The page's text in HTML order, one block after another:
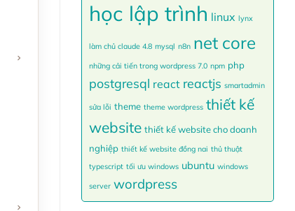
học lập trình linux lynx
làm chủ claude 4.8 mysql n8n net core
những cải tiến trong wordpress 7.0 npm php
postgresql react reactjs smartadmin
sửa lỗi theme theme wordpress thiết kế
website thiết kế website cho doanh
nghiệp thiết kế website đồng nai thủ thuật
typescript tối ưu windows ubuntu windows
server wordpress